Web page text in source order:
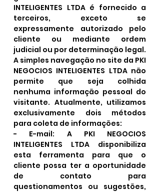
INTELIGENTES LTDA é fornecido a
terceiros, exceto se
expressamente autorizado pelo
cliente ou mediante ordem
judicial ou por determinação legal.
A simples navegação no site da PKI
NEGOCIOS INTELIGENTES LTDA não
permite que seja colhida
nenhuma informação pessoal do
visitante. Atualmente, utilizamos
exclusivamente dois métodos
para coleta de informações:
- E-mail: A PKI NEGOCIOS
INTELIGENTES LTDA disponibiliza
esta ferramenta para que o
cliente possa ter a oportunidade
de contato para
questionamentos ou sugestões,